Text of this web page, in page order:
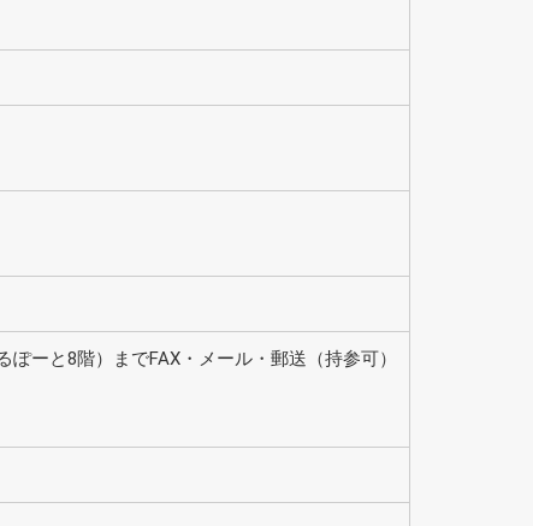
ーと8階）までFAX・メール・郵送（持参可）